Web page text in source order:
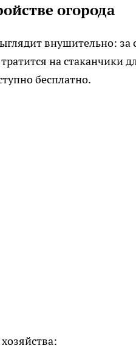
огорода
внушительно: за
на стаканчики
бесплатно.